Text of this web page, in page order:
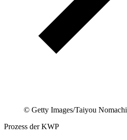
© Getty Images/Taiyou Nomachi
Prozess der KWP